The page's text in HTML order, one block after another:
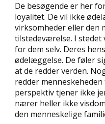
De besøgende er her
loyalitet. De vil ikke
virksomheder eller den
tilstedeværelse. I stedet
for dem selv. Deres
ødelæggelse. De føler
at de redder verden.
redder
perspektiv tjener ikke
nærer heller ikke
den menneskelige